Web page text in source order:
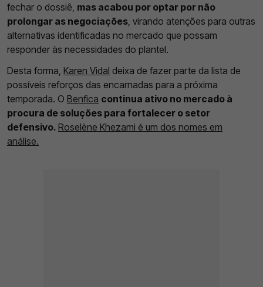
fechar o dossiê, mas acabou por optar por não
prolongar as negociações, virando atenções para outras
alternativas identificadas no mercado que possam
responder às necessidades do plantel.
Desta forma, Karen Vidal deixa de fazer parte da lista de
possíveis reforços das encarnadas para a próxima
temporada. O Benfica continua ativo no mercado à
procura de soluções para fortalecer o setor
defensivo. Roselène Khezami é um dos nomes em
análise.